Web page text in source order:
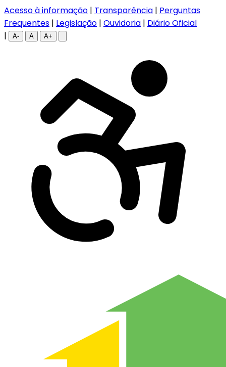
Acesso à informação | Transparência | Perguntas
Frequentes | Legislação | Ouvidoria | Diário Oficial
|
A- A A+